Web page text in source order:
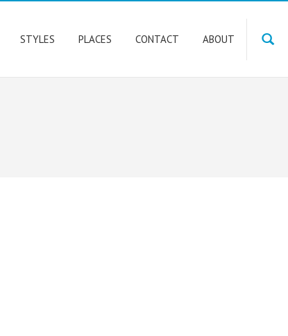
STYLES PLACES CONTACT ABOUT